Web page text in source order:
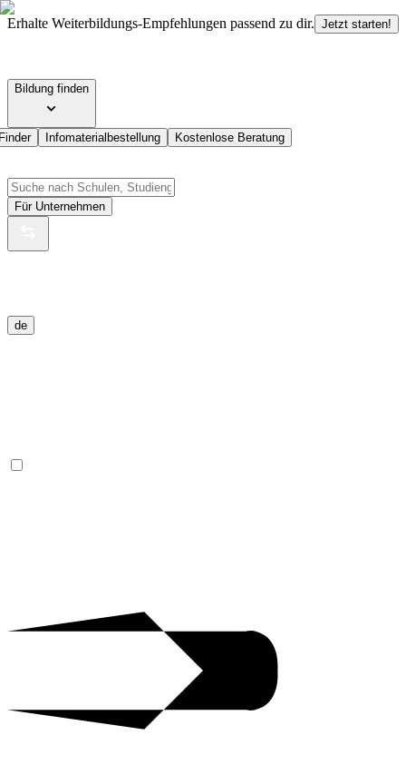
Erhalte Weiterbildungs-Empfehlungen passend zu dir. Jetzt starten!
Bildung finden
Infomaterialbestellung Kostenlose Beratung
Für Unternehmen
de